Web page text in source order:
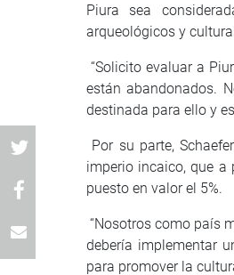
Piura sea
arqueológicos y
“Solicito evaluar a
están abandonados.
destinada para ello y
Por su parte,
imperio incaico, que a
puesto en valor el 5%.
“Nosotros como país
debería implementar
para promover la